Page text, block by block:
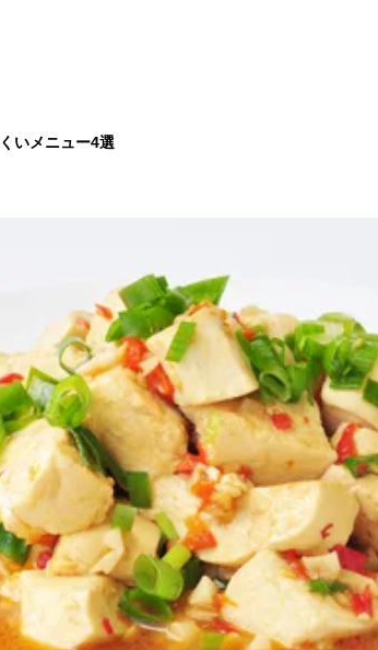
いメニュー4選